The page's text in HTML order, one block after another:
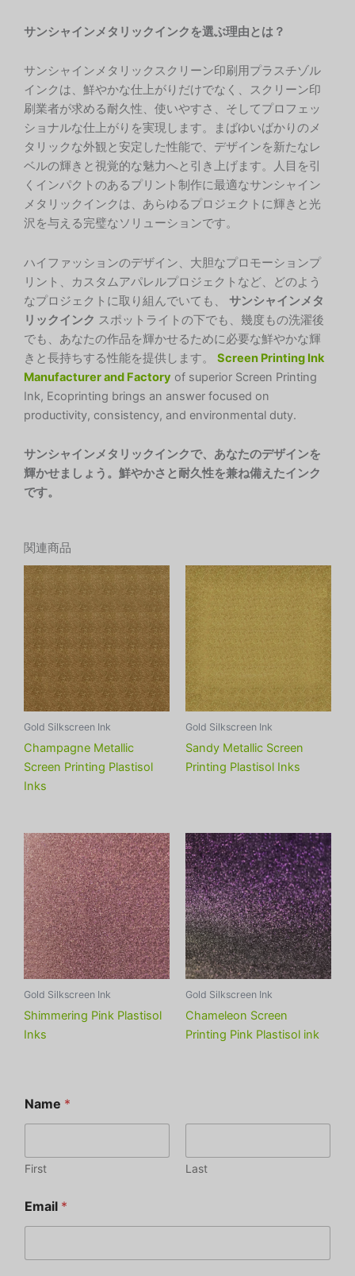
サンシャインメタリックインクを選ぶ理由とは？
サンシャインメタリックスクリーン印刷用プラスチゾル
インクは、鮮やかな仕上がりだけでなく、スクリーン印
刷業者が求める耐久性、使いやすさ、そしてプロフェッ
ショナルな仕上がりを実現します。まばゆいばかりのメ
タリックな外観と安定した性能で、デザインを新たなレ
ベルの輝きと視覚的な魅力へと引き上げます。人目を引
くインパクトのあるプリント制作に最適なサンシャイン
メタリックインクは、あらゆるプロジェクトに輝きと光
沢を与える完璧なソリューションです。
ハイファッションのデザイン、大胆なプロモーションプ
リント、カスタムアパレルプロジェクトなど、どのよう
なプロジェクトに取り組んでいても、 サンシャインメタ
リックインク スポットライトの下でも、幾度もの洗濯後
でも、あなたの作品を輝かせるために必要な鮮やかな輝
きと長持ちする性能を提供します。 Screen Printing Ink
Manufacturer and Factory of superior Screen Printing
Ink, Ecoprinting brings an answer focused on
productivity, consistency, and environmental duty.
サンシャインメタリックインクで、あなたのデザインを
輝かせましょう。鮮やかさと耐久性を兼ね備えたインク
です。
関連商品
Gold Silkscreen Ink
Champagne Metallic
Screen Printing Plastisol
Inks
Gold Silkscreen Ink
Sandy Metallic Screen
Printing Plastisol Inks
Gold Silkscreen Ink
Shimmering Pink Plastisol
Inks
Gold Silkscreen Ink
Chameleon Screen
Printing Pink Plastisol ink
Name *
First Last
Email *